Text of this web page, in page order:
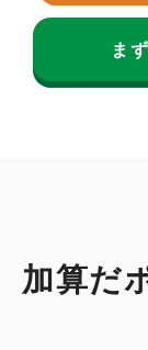
ま
加算だ